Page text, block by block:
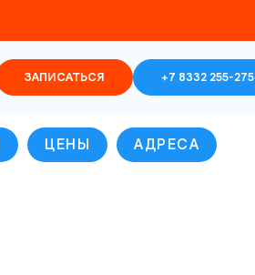
ЗАПИСАТЬСЯ +7 8332 255-275
ЦЕНЫ АДРЕСА